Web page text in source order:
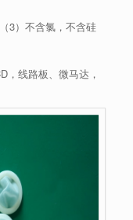
3）不含氯，不含硅
，线路板、微马达，